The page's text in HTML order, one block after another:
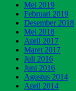
Mei 2019
Februari 2019
Desember 2018
Mei 2018
April 2017
Maret 2017
Juli 2016
Juni 2016
Agustus 2014
April 2014